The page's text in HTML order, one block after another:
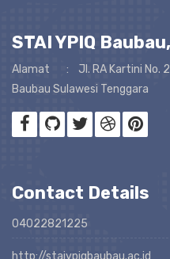
STAI YPIQ
Alamat : Jl. RA Kartini No. 24
Baubau Sulawesi Tenggara
Contact Details
04022821225